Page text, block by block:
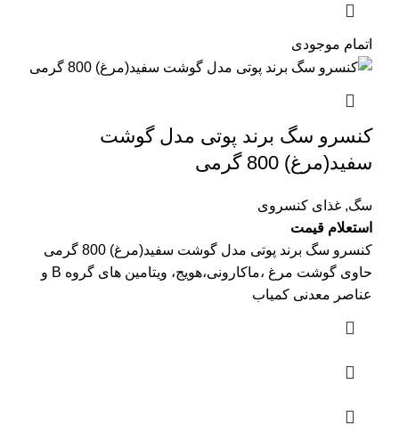
اتمام موجودی
کنسرو سگ برند پوتی مدل گوشت
سفید(مرغ) 800 گرمی
سگ, غذای کنسروی
استعلام قیمت
کنسرو سگ برند پوتی مدل گوشت سفید(مرغ) 800 گرمی
حاوی گوشت مرغ ،ماکارونی،هویج، ویتامین های گروه B و
عناصر معدنی کمیاب